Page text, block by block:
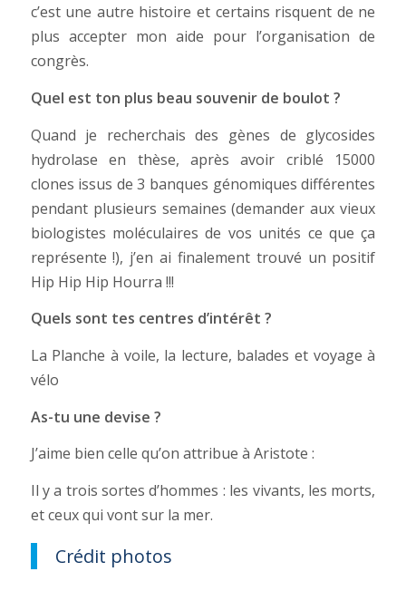
c’est une autre histoire et certains risquent de ne
plus accepter mon aide pour l’organisation de
congrès.
Quel est ton plus beau souvenir de boulot ?
Quand je recherchais des gènes de glycosides
hydrolase en thèse, après avoir criblé 15000
clones issus de 3 banques génomiques différentes
pendant plusieurs semaines (demander aux vieux
biologistes moléculaires de vos unités ce que ça
représente !), j’en ai finalement trouvé un positif
Hip Hip Hip Hourra !!!
Quels sont tes centres d’intérêt ?
La Planche à voile, la lecture, balades et voyage à
vélo
As-tu une devise ?
J’aime bien celle qu’on attribue à Aristote :
Il y a trois sortes d’hommes : les vivants, les morts,
et ceux qui vont sur la mer.
Crédit photos